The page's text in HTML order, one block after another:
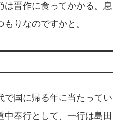
は晋作に食ってかかる。息
りなのですかと。
で国に帰る年に当たってい
中奉行として、一行は島田